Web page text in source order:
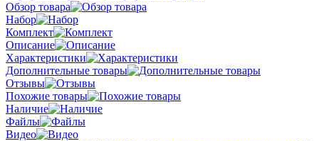
Обзор товара
Набор
Комплект
Описание
Характеристики
Дополнительные товары
Отзывы
Похожие товары
Наличие
Файлы
Видео